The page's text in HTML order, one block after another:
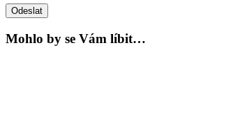
Odeslat
Mohlo by se Vám líbit…